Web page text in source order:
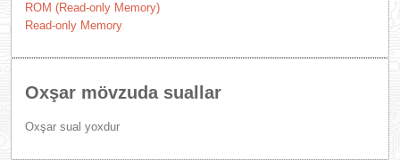
ROM (Read-only Memory)
Read-only Memory
Oxşar mövzuda suallar
Oxşar sual yoxdur